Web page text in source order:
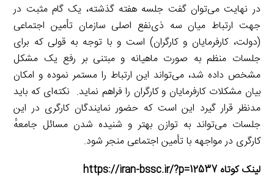
در نهایت می‌توان گفت جلسه هفته گذشته، یک گام مثبت در
جهت ارتباط میان سه ذی‌نفع اصلی سازمان تأمین اجتماعی
(دولت، کارفرمایان و کارگران) است و با توجه به قولی که برای
جلسات منظم به صورت ماهیانه و مبتنی بر رفع یک مشکل
مشخص داده شد، می‌تواند این ارتباط را مستمر نموده و امکان
بیان مشکلات کارفرمایان و کارگران را فراهم نماید. نکته‌ای که باید
مدنظر قرار گیرد این است که حضور نمایندگان کارگری در این
جلسات می‌تواند به توازن بهتر و شنیده شدن مسائل جامعهٔ
کارگری در مواجهه با تأمین اجتماعی منجر شود.
لینک کوتاه https://iran-bssc.ir/?p=12537